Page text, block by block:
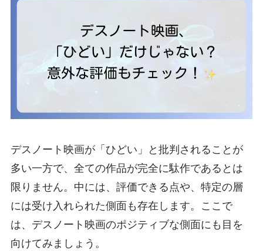
デスノート映画が「ひどい」と批判されることが
多い一方で、全ての作品が完全に駄作であるとは
限りません。中には、評価できる点や、特定の層
には受け入れられた側面も存在します。ここで
は、デスノート映画のポジティブな側面にも目を
向けてみましょう。